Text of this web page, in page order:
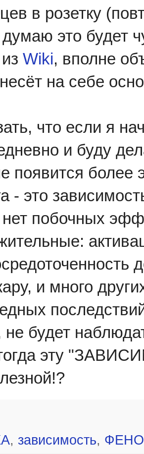
в розетку
это будет
Wiki, вполне
на себе
что если я
и буду
появится
- это
побочных
и много
будет
тогда эту
, зависимость,